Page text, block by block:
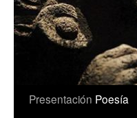
Presentación Poesía